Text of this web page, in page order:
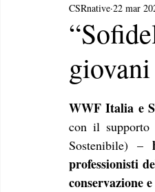
CSRnative 22 mar
WWF Italia e
con il
Sostenibile) –
professionisti
conservazione